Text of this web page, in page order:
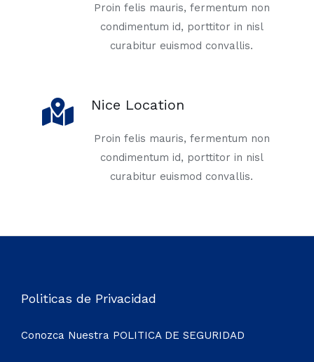
Proin felis mauris, fermentum non
condimentum id, porttitor in nisl
curabitur euismod convallis.
Nice Location
Proin felis mauris, fermentum non
condimentum id, porttitor in nisl
curabitur euismod convallis.
Politicas de Privacidad
Conozca Nuestra POLITICA DE SEGURIDAD